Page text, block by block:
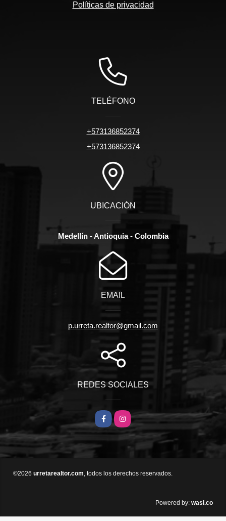
Políticas de privacidad
TELÉFONO
+573136852374
+573136852374
UBICACIÓN
Medellín - Antioquia - Colombia
EMAIL
p.urreta.realtor@gmail.com
REDES SOCIALES
FacebookInstagram
©2026 urretarealtor.com, todos los derechos reservados.
Powered by: wasi.co